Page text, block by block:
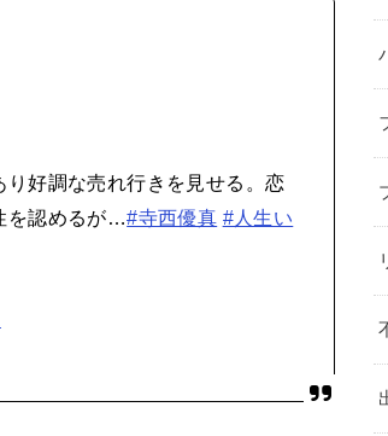
好調な売れ行きを見せる。恋
を認めるが…#寺西優真 #人生い